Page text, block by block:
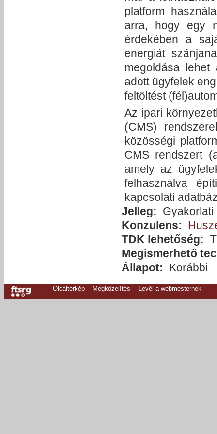
platform
arra, hogy egy
érdekében a
energiát
megoldása
adott ügyfelek
feltöltést
Az ipari
(CMS)
közösségi
CMS rendszert
amely az
felhasználva
kapcsolati
Jelleg: Gyakorlati
Konzulens:
TDK lehetőség:
Megismerhető
Állapot:
Korábbi
Oldaltérkép Megközelítés Levél a webmesternek